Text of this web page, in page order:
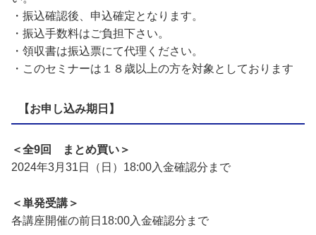
・振込確認後、申込確定となります。
・振込手数料はご負担下さい。
・領収書は振込票にて代理ください。
・このセミナーは１８歳以上の方を対象としております
【お申し込み期日】
＜全9回 まとめ買い＞
2024年3月31日（日）18:00入金確認分まで
＜単発受講＞
各講座開催の前日18:00入金確認分まで